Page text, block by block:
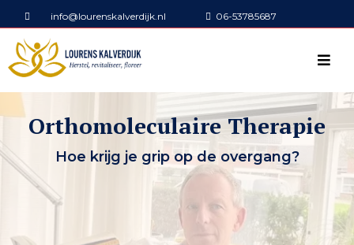
info@lourenskalverdijk.nl 06-53785687
Orthomoleculaire Therapie
Hoe krijg je grip op de overgang?